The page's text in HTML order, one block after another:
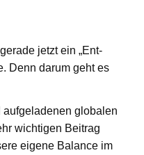
jetzt ein „Ent-
Denn darum geht es
globalen
wichtigen Beitrag
eigene Balance im